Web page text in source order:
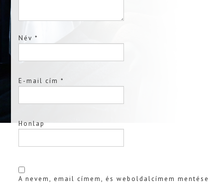
Név*
E-mail cím*
Honlap
A nevem, email címem, és weboldalcímem mentése